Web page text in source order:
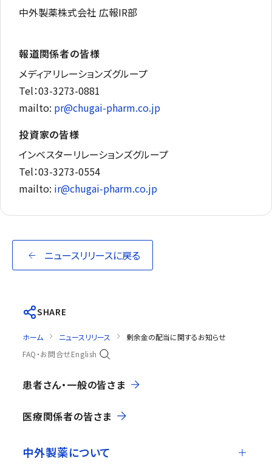
中外製薬株式会社 広報IR部
報道関係者の皆様
メディアリレーションズグループ
Tel：03-3273-0881
mailto: pr@chugai-pharm.co.jp
投資家の皆様
インベスターリレーションズグループ
Tel：03-3273-0554
mailto: ir@chugai-pharm.co.jp
ニュースリリースに戻る
SHARE
ホーム ニュースリリース
剰余金の配当に関するお知らせ
FAQ・お問合せEnglish
患者さん・一般の皆さま
医療関係者の皆さま
中外製薬について